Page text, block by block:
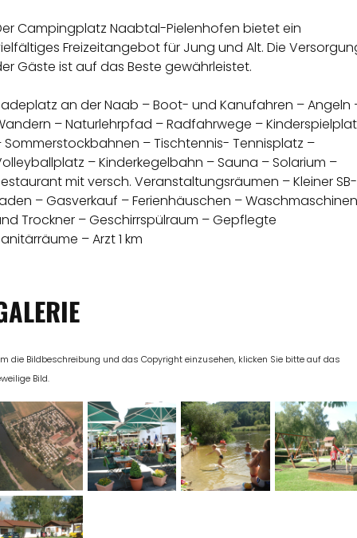
Campingplatz Naabtal-Pielenhofen bietet ein
Freizeitangebot für Jung und Alt. Die
Gäste ist auf das Beste gewährleistet.
an der Naab – Boot- und Kanufahren – Angeln
– Naturlehrpfad – Radfahrwege –
Sommerstockbahnen – Tischtennis- Tennisplatz –
– Kinderkegelbahn – Sauna – Solarium –
mit versch. Veranstaltungsräumen – Kleiner SB-
– Gasverkauf – Ferienhäuschen – Waschmaschinen
Trockner – Geschirrspülraum – Gepflegte
– Arzt 1 km
die Bildbeschreibung und das Copyright einzusehen, klicken Sie bitte auf das
Bild.